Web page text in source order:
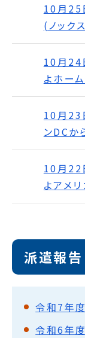
10月25
(ノック
10月24
よホー
10月23
ンDCか
10月22
よアメリ
派遣報告
令和7年
令和6年